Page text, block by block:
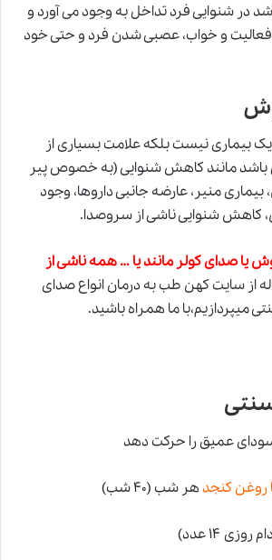
در شنوایی فرد تداخل به وجود می آورد و
فعالیت و خواب، عصبی شدن فرد و حتی خود
بیماری نیست بلکه علامت بسیاری از
مانند کاهش شنوایی (به خصوص پیر
منیر، عارضه جانبی داروها، وجود
شنوایی ناشی از سروصدا.
یا صدای کولر مانند یا … همه ناشی از
از سایت کهن طببه درمان انواع صدای
ما همراه باشید.
عمیق را حرکت دهد
روغن کنجدهر شب (۴۰ شب)
روزی ۱۴ عدد)